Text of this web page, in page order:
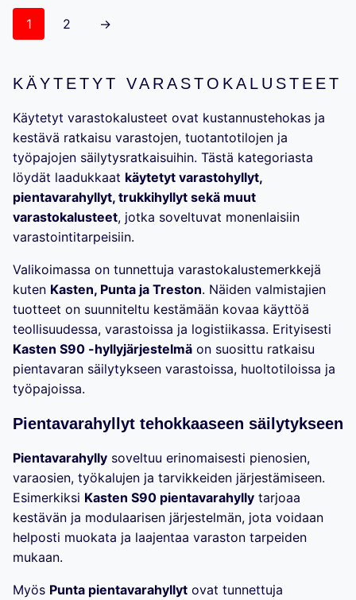
1 2 →
KÄYTETYT VARASTOKALUSTEET
Käytetyt varastokalusteet ovat kustannustehokas ja
kestävä ratkaisu varastojen, tuotantotilojen ja
työpajojen säilytysratkaisuihin. Tästä kategoriasta
löydät laadukkaat käytetyt varastohyllyt,
pientavarahyllyt, trukkihyllyt sekä muut
varastokalusteet, jotka soveltuvat monenlaisiin
varastointitarpeisiin.
Valikoimassa on tunnettuja varastokalustemerkkejä
kuten Kasten, Punta ja Treston. Näiden valmistajien
tuotteet on suunniteltu kestämään kovaa käyttöä
teollisuudessa, varastoissa ja logistiikassa. Erityisesti
Kasten S90 -hyllyjärjestelmä on suosittu ratkaisu
pientavaran säilytykseen varastoissa, huoltotiloissa ja
työpajoissa.
Pientavarahyllyt tehokkaaseen säilytykseen
Pientavarahylly soveltuu erinomaisesti pienosien,
varaosien, työkalujen ja tarvikkeiden järjestämiseen.
Esimerkiksi Kasten S90 pientavarahylly tarjoaa
kestävän ja modulaarisen järjestelmän, jota voidaan
helposti muokata ja laajentaa varaston tarpeiden
mukaan.
Myös Punta pientavarahyllyt ovat tunnettuja